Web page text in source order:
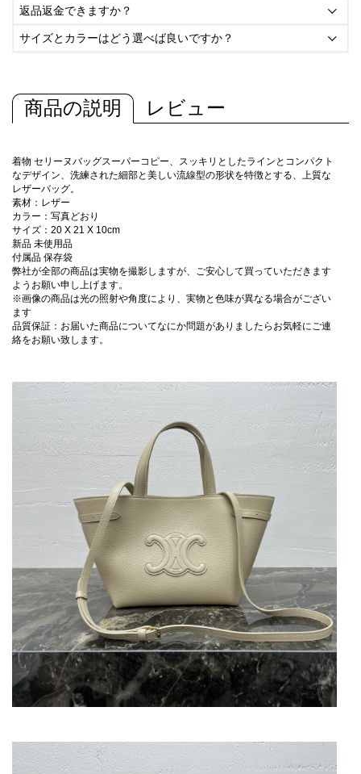
返品返金できますか？ 
サイズとカラーはどう選べば良いですか？ 
商品の説明 レビュー
着物 セリーヌバッグスーパーコピー、スッキリとしたラインとコンパクト
なデザイン、洗練された細部と美しい流線型の形状を特徴とする、上質な
レザーバッグ。
素材：レザー
カラー：写真どおり
サイズ：20 X 21 X 10cm
新品 未使用品
付属品 保存袋
弊社が全部の商品は実物を撮影しますが、ご安心して買っていただきます
ようお願い申し上げます。
※画像の商品は光の照射や角度により、実物と色味が異なる場合がござい
ます
品質保証：お届いた商品についてなにか問題がありましたらお気軽にご連
絡をお願い致します。